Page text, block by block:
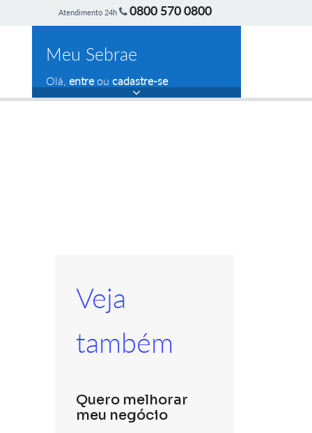
Atendimento 24h 0800 570 0800
Meu Sebrae
Olá, entreou cadastre-se
Veja
também
Quero melhorar
meu negócio